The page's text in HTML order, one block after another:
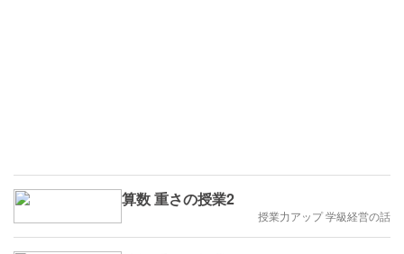
算数 重さの授業2
授業力アップ 学級経営の話